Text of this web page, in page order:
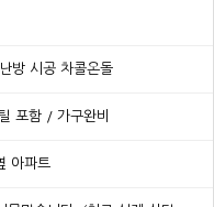
방 시공 차콜온돌
포함 / 가구완비
아파트